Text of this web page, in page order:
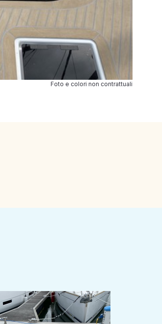
Foto e colori non contrattuali